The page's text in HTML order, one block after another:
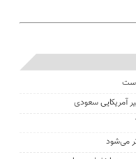
آمریکایی سعودی
می‌شود